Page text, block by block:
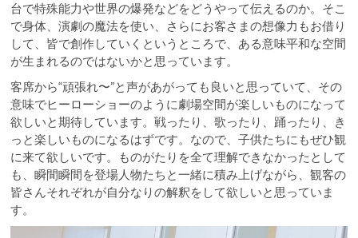
台で特殊能力や世界の爆発などをどうやって伝えるのか。そこ
で身体、演劇の魔法を使い、さらにお客さまの想像力もお借り
して、皆で創作していくというところで、ある意味平和な空間
が生まれるのではないかと思っています。
客席から“頑張れ〜”と声があがっても良いと思っていて、その
意味でヒーローショーのように劇場空間が楽しいものになって
欲しいと期待しています。戦ったり、歌ったり、踊ったり、き
っと楽しいものになるはずです。なので、子供たちにもぜひ観
に来て欲しいです。ものがたりを全て理解できなかったとして
も、瞬間瞬間を登場人物たちと一緒に積み上げながら、観客の
皆さんそれぞれが自分なりの解釈をして欲しいと思っていま
す。